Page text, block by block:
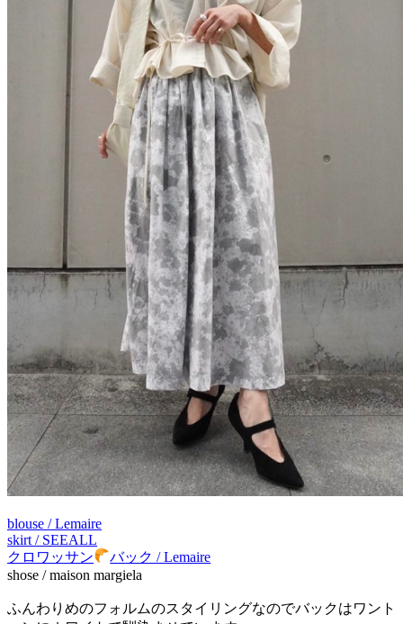
blouse / Lemaire
skirt / SEEALL
クロワッサン
バック / Lemaire
shose / maison margiela
ふんわりめのフォルムのスタイリングなのでバックはワント